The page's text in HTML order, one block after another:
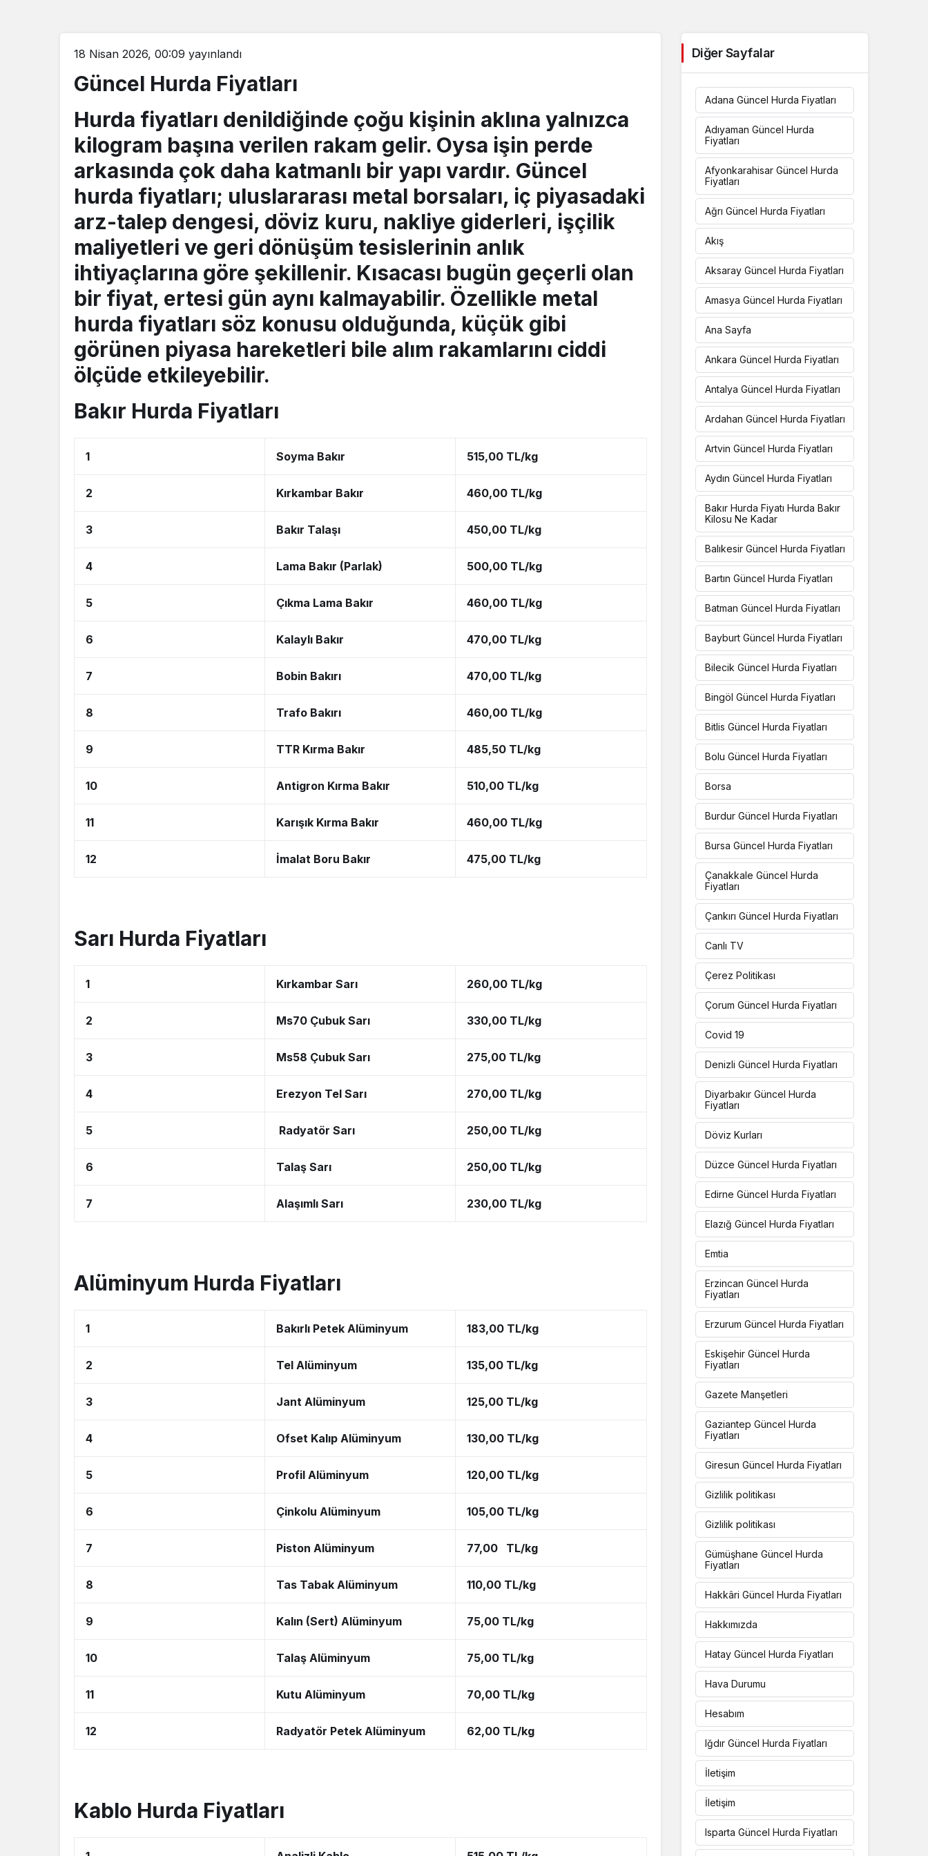
18 Nisan 2026, 00:09 yayınlandı
Güncel Hurda Fiyatları
Hurda fiyatları denildiğinde çoğu kişinin aklına yalnızca
kilogram başına verilen rakam gelir. Oysa işin perde
arkasında çok daha katmanlı bir yapı vardır. Güncel
hurda fiyatları; uluslararası metal borsaları, iç piyasadaki
arz-talep dengesi, döviz kuru, nakliye giderleri, işçilik
maliyetleri ve geri dönüşüm tesislerinin anlık
ihtiyaçlarına göre şekillenir. Kısacası bugün geçerli olan
bir fiyat, ertesi gün aynı kalmayabilir. Özellikle metal
hurda fiyatları söz konusu olduğunda, küçük gibi
görünen piyasa hareketleri bile alım rakamlarını ciddi
ölçüde etkileyebilir.
Bakır Hurda Fiyatları
1 Soyma Bakır 515,00 TL/kg
2 Kırkambar Bakır 460,00 TL/kg
3 Bakır Talaşı 450,00 TL/kg
4 Lama Bakır (Parlak) 500,00 TL/kg
5 Çıkma Lama Bakır 460,00 TL/kg
6 Kalaylı Bakır 470,00 TL/kg
7 Bobin Bakırı 470,00 TL/kg
8 Trafo Bakırı 460,00 TL/kg
9 TTR Kırma Bakır 485,50 TL/kg
10 Antigron Kırma Bakır 510,00 TL/kg
11 Karışık Kırma Bakır 460,00 TL/kg
12 İmalat Boru Bakır 475,00 TL/kg
Sarı Hurda Fiyatları
1 Kırkambar Sarı 260,00 TL/kg
2 Ms70 Çubuk Sarı 330,00 TL/kg
3 Ms58 Çubuk Sarı 275,00 TL/kg
4 Erezyon Tel Sarı 270,00 TL/kg
5 Radyatör Sarı 250,00 TL/kg
6 Talaş Sarı 250,00 TL/kg
7 Alaşımlı Sarı 230,00 TL/kg
Alüminyum Hurda Fiyatları
1 Bakırlı Petek Alüminyum 183,00 TL/kg
2 Tel Alüminyum 135,00 TL/kg
3 Jant Alüminyum 125,00 TL/kg
4 Ofset Kalıp Alüminyum 130,00 TL/kg
5 Profil Alüminyum 120,00 TL/kg
6 Çinkolu Alüminyum 105,00 TL/kg
7 Piston Alüminyum 77,00 TL/kg
8 Tas Tabak Alüminyum 110,00 TL/kg
9 Kalın (Sert) Alüminyum 75,00 TL/kg
10 Talaş Alüminyum 75,00 TL/kg
11 Kutu Alüminyum 70,00 TL/kg
12 Radyatör Petek Alüminyum 62,00 TL/kg
Kablo Hurda Fiyatları
Diğer Sayfalar
Adana Güncel Hurda Fiyatları
Adıyaman Güncel Hurda
Fiyatları
Afyonkarahisar Güncel Hurda
Fiyatları
Ağrı Güncel Hurda Fiyatları
Akış
Aksaray Güncel Hurda Fiyatları
Amasya Güncel Hurda Fiyatları
Ana Sayfa
Ankara Güncel Hurda Fiyatları
Antalya Güncel Hurda Fiyatları
Ardahan Güncel Hurda Fiyatları
Artvin Güncel Hurda Fiyatları
Aydın Güncel Hurda Fiyatları
Bakır Hurda Fiyatı Hurda Bakır
Kilosu Ne Kadar
Balıkesir Güncel Hurda Fiyatları
Bartın Güncel Hurda Fiyatları
Batman Güncel Hurda Fiyatları
Bayburt Güncel Hurda Fiyatları
Bilecik Güncel Hurda Fiyatları
Bingöl Güncel Hurda Fiyatları
Bitlis Güncel Hurda Fiyatları
Bolu Güncel Hurda Fiyatları
Borsa
Burdur Güncel Hurda Fiyatları
Bursa Güncel Hurda Fiyatları
Çanakkale Güncel Hurda
Fiyatları
Çankırı Güncel Hurda Fiyatları
Canlı TV
Çerez Politikası
Çorum Güncel Hurda Fiyatları
Covid 19
Denizli Güncel Hurda Fiyatları
Diyarbakır Güncel Hurda
Fiyatları
Döviz Kurları
Düzce Güncel Hurda Fiyatları
Edirne Güncel Hurda Fiyatları
Elazığ Güncel Hurda Fiyatları
Emtia
Erzincan Güncel Hurda
Fiyatları
Erzurum Güncel Hurda Fiyatları
Eskişehir Güncel Hurda
Fiyatları
Gazete Manşetleri
Gaziantep Güncel Hurda
Fiyatları
Giresun Güncel Hurda Fiyatları
Gizlilik politikası
Gizlilik politikası
Gümüşhane Güncel Hurda
Fiyatları
Hakkâri Güncel Hurda Fiyatları
Hakkımızda
Hatay Güncel Hurda Fiyatları
Hava Durumu
Hesabım
Iğdır Güncel Hurda Fiyatları
İletişim
İletişim
Isparta Güncel Hurda Fiyatları